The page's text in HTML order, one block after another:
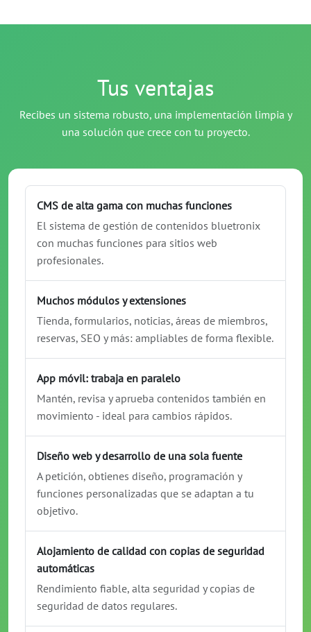
Tus ventajas
Recibes un sistema robusto, una implementación limpia y
una solución que crece con tu proyecto.
CMS de alta gama con muchas funciones
El sistema de gestión de contenidos bluetronix
con muchas funciones para sitios web
profesionales.
Muchos módulos y extensiones
Tienda, formularios, noticias, áreas de miembros,
reservas, SEO y más: ampliables de forma flexible.
App móvil: trabaja en paralelo
Mantén, revisa y aprueba contenidos también en
movimiento - ideal para cambios rápidos.
Diseño web y desarrollo de una sola fuente
A petición, obtienes diseño, programación y
funciones personalizadas que se adaptan a tu
objetivo.
Alojamiento de calidad con copias de seguridad
automáticas
Rendimiento fiable, alta seguridad y copias de
seguridad de datos regulares.